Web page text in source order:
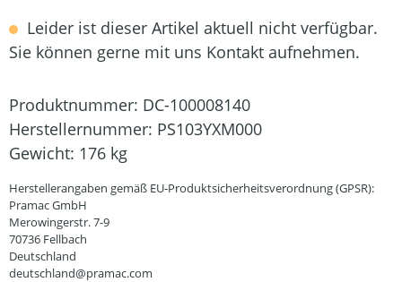
Leider ist dieser Artikel aktuell nicht verfügbar.
Sie können gerne mit uns Kontakt aufnehmen.
Produktnummer: DC-100008140
Herstellernummer: PS103YXM000
Gewicht: 176 kg
Herstellerangaben gemäß EU-Produktsicherheitsverordnung (GPSR):
Pramac GmbH
Merowingerstr. 7-9
70736 Fellbach
Deutschland
deutschland@pramac.com